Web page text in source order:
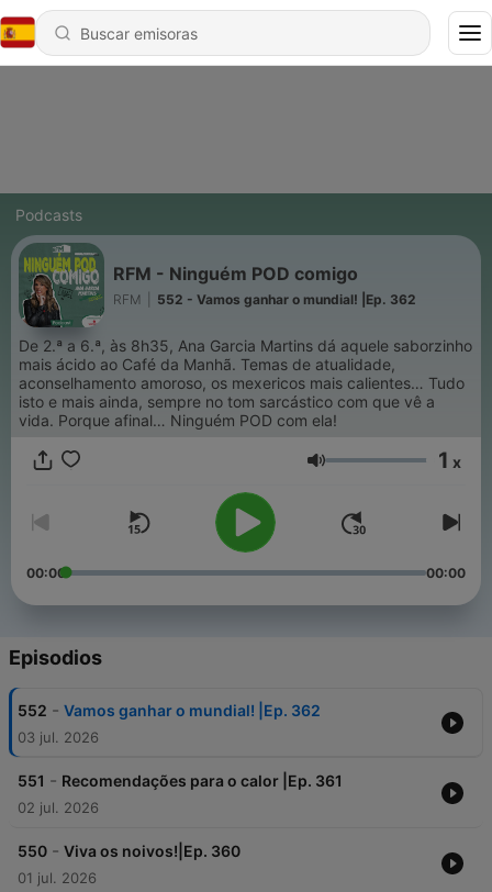
Podcasts
RFM - Ninguém POD comigo
RFM 552 - Vamos ganhar o mundial! |Ep. 362
De 2.ª a 6.ª, às 8h35, Ana Garcia Martins dá aquele saborzinho
mais ácido ao Café da Manhã. Temas de atualidade,
aconselhamento amoroso, os mexericos mais calientes… Tudo
isto e mais ainda, sempre no tom sarcástico com que vê a
vida. Porque afinal… Ninguém POD com ela!
Volumen 1 x
00:00 00:00
Episodios
552 - Vamos ganhar o mundial! |Ep. 362
03 jul. 2026
551 - Recomendações para o calor |Ep. 361
02 jul. 2026
550 - Viva os noivos!|Ep. 360
01 jul. 2026